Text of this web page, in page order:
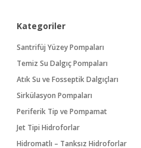
Kategoriler
Santrifüj Yüzey Pompaları
Temiz Su Dalgıç Pompaları
Atık Su ve Fosseptik Dalgıçları
Sirkülasyon Pompaları
Periferik Tip ve Pompamat
Jet Tipi Hidroforlar
Hidromatlı – Tanksız Hidroforlar